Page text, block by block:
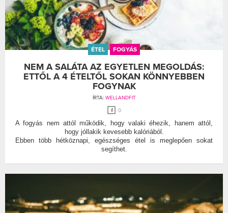
ÉTEL FOGYÁS
NEM A SALÁTA AZ EGYETLEN MEGOLDÁS:
ETTŐL A 4 ÉTELTŐL SOKAN KÖNNYEBBEN
FOGYNAK
ÍRTA: WELLANDFIT
0
A fogyás nem attól működik, hogy valaki éhezik, hanem attól,
hogy jóllakik kevesebb kalóriából.
Ebben több hétköznapi, egészséges étel is meglepően sokat
segíthet.